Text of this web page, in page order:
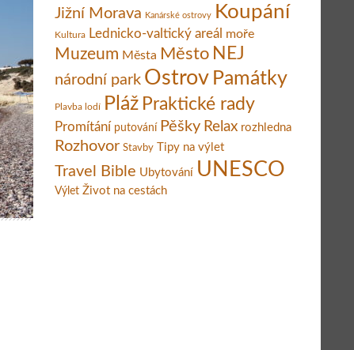
Jižní Morava Kanárské ostrovy Koupání
Kultura Lednicko-valtický areál moře
Muzeum Města Město NEJ
národní park Ostrov Památky
Plavba lodí Pláž Praktické rady
Promítání putování Pěšky Relax rozhledna
Rozhovor Stavby Tipy na výlet
Travel Bible Ubytování UNESCO
Výlet Život na cestách